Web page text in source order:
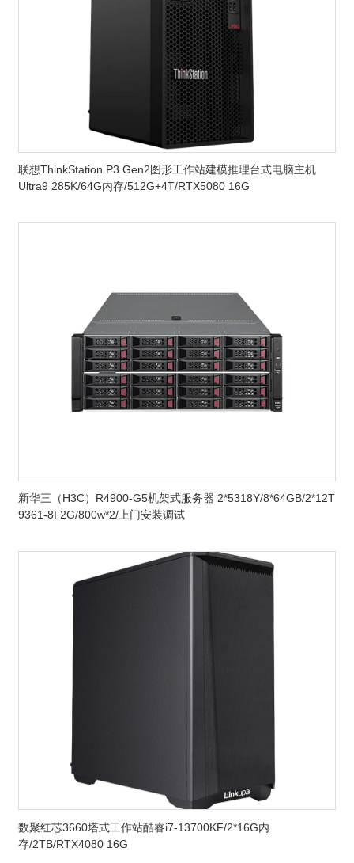
联想ThinkStation P3 Gen2图形工作站建模推理台式电脑主机
Ultra9 285K/64G内存/512G+4T/RTX5080 16G
新华三（H3C）R4900-G5机架式服务器 2*5318Y/8*64GB/2*12T
9361-8I 2G/800w*2/上门安装调试
数聚红芯3660塔式工作站酷睿i7-13700KF/2*16G内
存/2TB/RTX4080 16G